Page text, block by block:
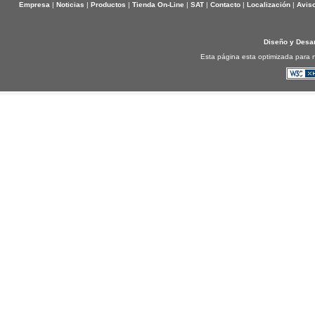
Empresa| Noticias | Productos | Tienda On-Line | SAT| Contacto| Localización|
Diseño y
Esta página esta optimizada para